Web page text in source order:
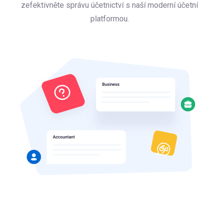
zefektivněte správu účetnictví s naší moderní účetní
platformou.